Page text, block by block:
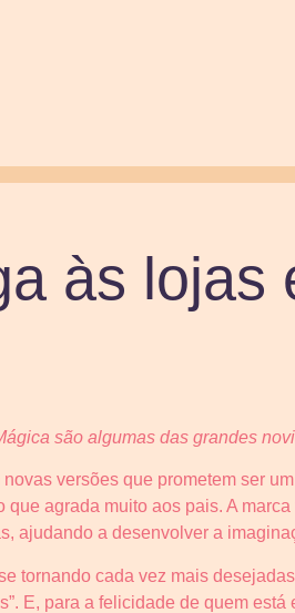
às lojas
são algumas das grandes
versões que prometem ser
agrada muito aos pais. A
ajudando a desenvolver a
tornando cada vez mais
E, para a felicidade de quem